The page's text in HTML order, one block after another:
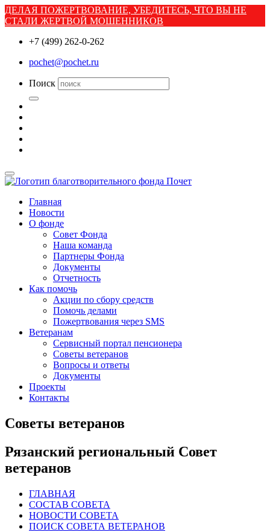
ДЕЛАЯ ПОЖЕРТВОВАНИЕ, УБЕДИТЕСЬ, ЧТО ВЫ НЕ
СТАЛИ ЖЕРТВОЙ МОШЕННИКОВ
+7 (499) 262-0-262
pochet@pochet.ru
Поиск
Главная
Новости
О фонде
Совет Фонда
Наша команда
Партнеры Фонда
Документы
Отчетность
Как помочь
Акции по сбору средств
Помочь делами
Пожертвования через SMS
Ветеранам
Сервисный портал пенсионера
Советы ветеранов
Вопросы и ответы
Документы
Проекты
Контакты
Советы ветеранов
Рязанский региональный Совет
ветеранов
ГЛАВНАЯ
СОСТАВ СОВЕТА
НОВОСТИ СОВЕТА
ПОИСК СОВЕТА ВЕТЕРАНОВ